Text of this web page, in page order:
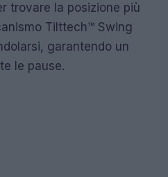
trovare la posizione più
Tilttech™ Swing
garantendo un
le pause.